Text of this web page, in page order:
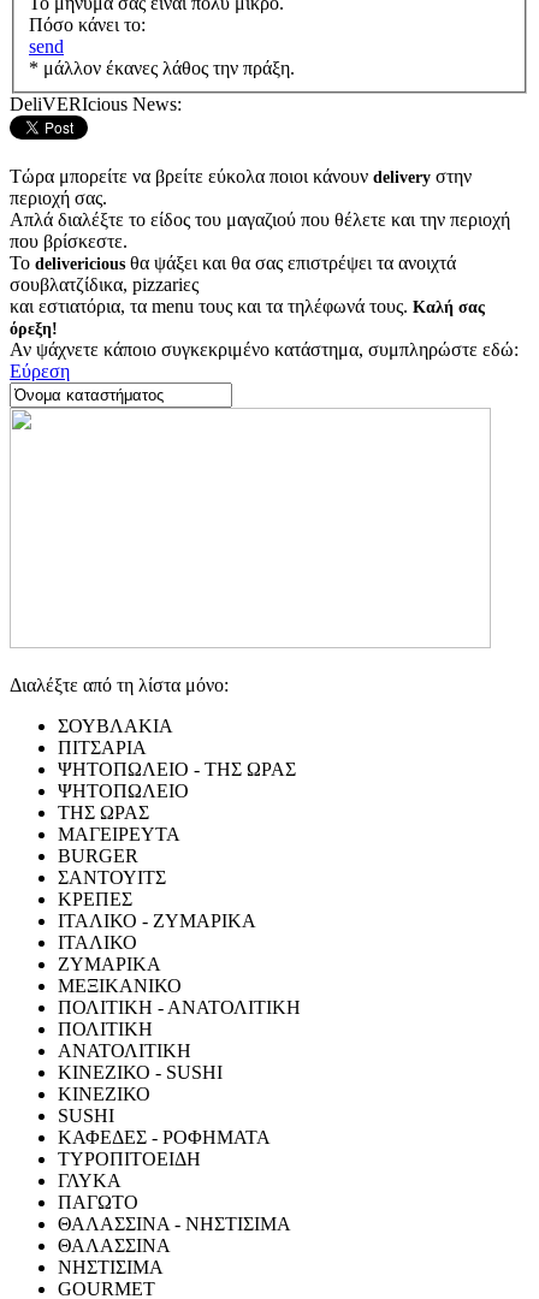
Πόσο κάνει το:
send
* μάλλον έκανες λάθος την πράξη.
DeliVERIcious News:
Τώρα μπορείτε να βρείτε εύκολα ποιοι κάνουν delivery στην
περιοχή σας.
Απλά διαλέξτε το είδος του μαγαζιού που θέλετε και την περιοχή
που βρίσκεστε.
Το delivericious θα ψάξει και θα σας επιστρέψει τα ανοιχτά
σουβλατζίδικα, pizzariες
και εστιατόρια, τα menu τους και τα τηλέφωνά τους. Καλή σας
όρεξη!
Αν ψάχνετε κάποιο συγκεκριμένο κατάστημα, συμπληρώστε εδώ:
Εύρεση
Διαλέξτε από τη λίστα μόνο:
ΣΟΥΒΛΑΚΙΑ
ΠΙΤΣΑΡΙΑ
ΨΗΤΟΠΩΛΕΙΟ - ΤΗΣ ΩΡΑΣ
ΨΗΤΟΠΩΛΕΙΟ
ΤΗΣ ΩΡΑΣ
ΜΑΓΕΙΡΕΥΤΑ
BURGER
ΣΑΝΤΟΥΙΤΣ
ΚΡΕΠΕΣ
ΙΤΑΛΙΚΟ - ΖΥΜΑΡΙΚΑ
ΙΤΑΛΙΚΟ
ΖΥΜΑΡΙΚΑ
ΜΕΞΙΚΑΝΙΚΟ
ΠΟΛΙΤΙΚΗ - ΑΝΑΤΟΛΙΤΙΚΗ
ΠΟΛΙΤΙΚΗ
ΑΝΑΤΟΛΙΤΙΚΗ
ΚΙΝΕΖΙΚΟ - SUSHI
ΚΙΝΕΖΙΚΟ
SUSHI
ΚΑΦΕΔΕΣ - ΡΟΦΗΜΑΤΑ
ΤΥΡΟΠΙΤΟΕΙΔΗ
ΓΛΥΚΑ
ΠΑΓΩΤΟ
ΘΑΛΑΣΣΙΝΑ - ΝΗΣΤΙΣΙΜΑ
ΘΑΛΑΣΣΙΝΑ
ΝΗΣΤΙΣΙΜΑ
GOURMET